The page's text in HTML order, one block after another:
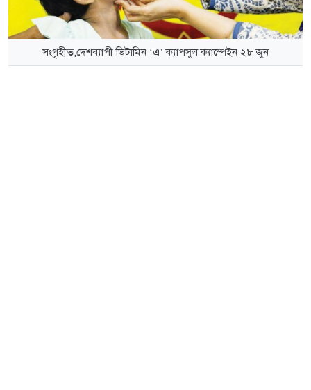
সংগৃহীত,দেশব্যাপী ভিটামিন ‘এ’ ক্যাপসুল ক্যাম্পেইন ২৮ জুন